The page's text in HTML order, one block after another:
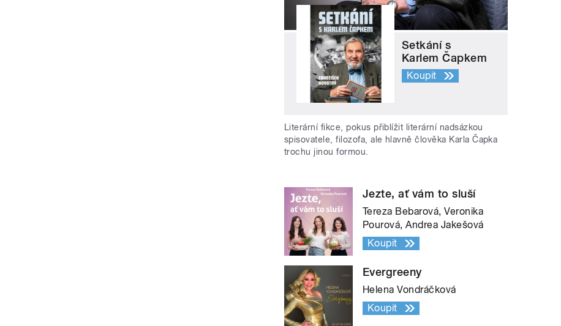
Setkání s
Karlem Čapkem
Koupit
Literární fikce, pokus přiblížit literární nadsázkou
spisovatele, filozofa, ale hlavně člověka Karla Čapka
trochu jinou formou.
Jezte, ať vám to sluší
Tereza Bebarová, Veronika
Pourová, Andrea Jakešová
Koupit
Evergreeny
Helena Vondráčková
Koupit